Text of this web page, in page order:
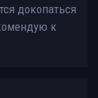
докопаться
к